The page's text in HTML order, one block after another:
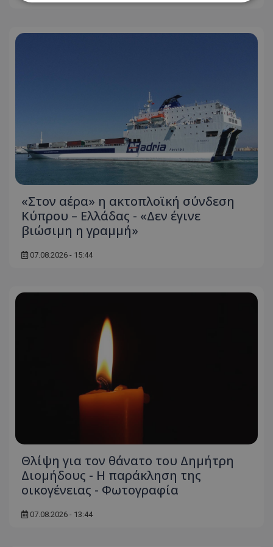
«Στον αέρα» η ακτοπλοϊκή σύνδεση
Κύπρου – Ελλάδας - «Δεν έγινε
βιώσιμη η γραμμή»
07.08.2026 - 15:44
Θλίψη για τον θάνατο του Δημήτρη
Διομήδους - Η παράκληση της
οικογένειας - Φωτογραφία
07.08.2026 - 13:44
βασικές λειτουργίες του ιστότοπου, όπως τη
σύνδεση χρήστη και τη διαχείριση λογαριασμού.
Ο ιστότοπος δεν μπορεί να χρησιμοποιηθεί σωστά
χωρίς τα απολύτως απαραίτητα cookies.
Ονοματεπώνυμο
Προμηθευτής
Πεδίο
usprivacy
.lifenewscy.tothemaonline.com
VISITOR_PRIVACY_METADATA
YouTube
.youtube.com